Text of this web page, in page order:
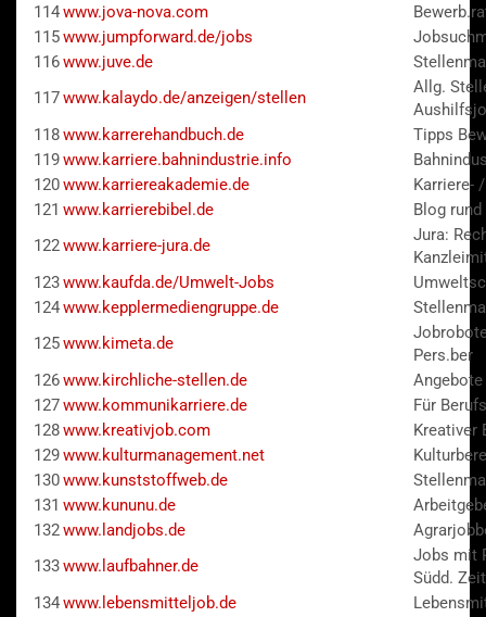
114www.jova-nova.com
115www.jumpforward.de/jobs
116www.juve.de
117www.kalaydo.de/anzeigen/stellen
Allg.
118www.karrerehandbuch.de
Tipps
119www.karriere.bahnindustrie.info
120www.karriereakademie.de
Karriere-
121 www.karrierebibel.de
Blog
122www.karriere-jura.de
Jura:
123www.kaufda.de/Umwelt-Jobs
124www.kepplermediengruppe.de
125www.kimeta.de
Pers.ber
126www.kirchliche-stellen.de
127www.kommunikarriere.de
Für
128www.kreativjob.com
Kreativer
129www.kulturmanagement.net
130www.kunststoffweb.de
131 www.kununu.de
132www.landjobs.de
133www.laufbahner.de
Jobs mit
Südd.
134www.lebensmitteljob.de